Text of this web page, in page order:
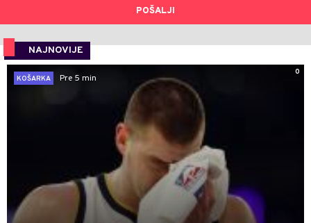
POŠALJI
NAJNOVIJE
0
KOŠARKA
Pre 5 min